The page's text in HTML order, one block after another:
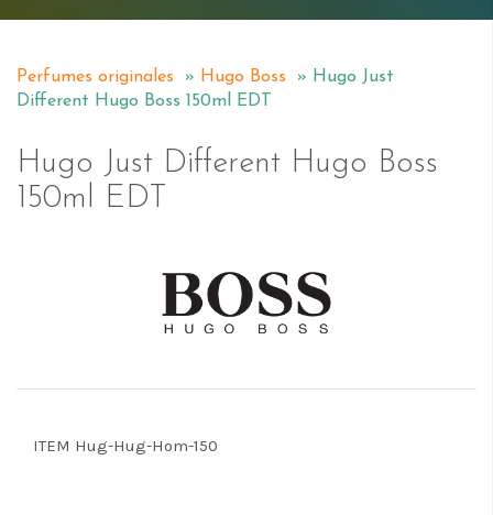
Perfumes originales » Hugo Boss
» Hugo Just
Different Hugo Boss 150ml EDT
Hugo Just Different Hugo Boss
150ml EDT
ITEM Hug-Hug-Hom-150